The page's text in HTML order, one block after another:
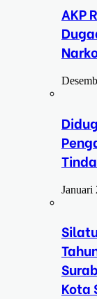
AKP
Januari
Kota